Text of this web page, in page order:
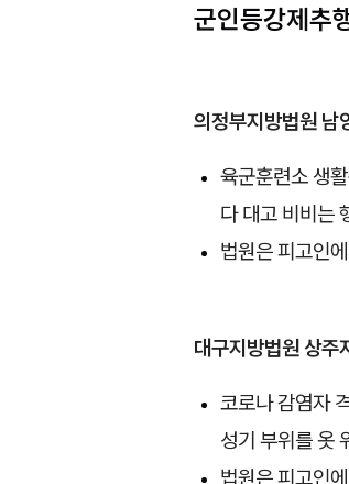
군인등강제추
의정부지방법원
육군훈련소 생
다 대고 비비는
법원은 피고인
대구지방법원 상
코로나 감염자
성기 부위를 옷
법원은 피고인